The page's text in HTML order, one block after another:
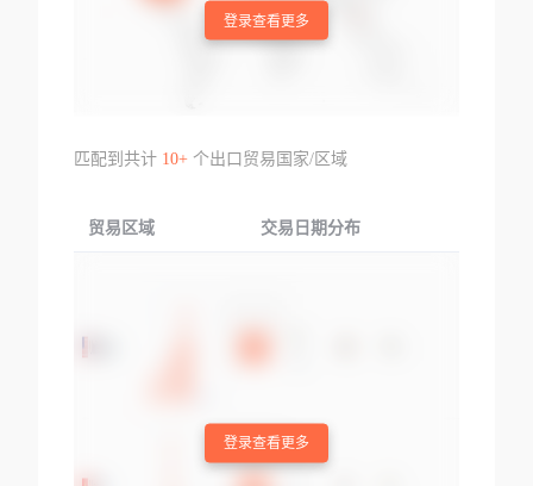
登录查看更多
匹配到共计 10+个出口贸易国家/区域
贸易区域 交易日期分布
登录查看更多